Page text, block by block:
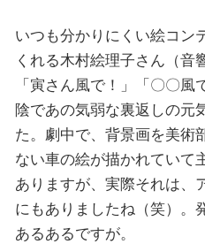
いつも分かりにくい絵コン
くれる木村絵理子さん（音
「寅さん風で！」「〇〇
陰であの気弱な裏返しの元
た。劇中で、背景画を美術
ない車の絵が描かれていて
ありますが、実際それは、
にもありましたね（笑）。
あるあるですが。